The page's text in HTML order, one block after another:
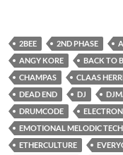
2BEE 2ND PHASE
ANGY KORE
BACK TO
CHAMPAS
CLAAS
DEAD END
DJ
DRUMCODE
EMOTIONAL MELODIC
ETHERCULTURE